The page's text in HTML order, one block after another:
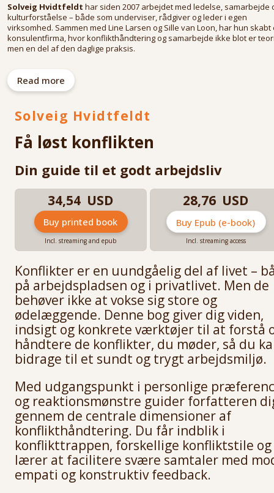
Solveig Hvidtfeldt har siden 2007 arbejdet med ledelse, samarbejde
kulturforståelse – både som underviser, rådgiver og leder i egen
virksomhed. Sammen med Line Larsen og Sille van Loon, har hun skabt
konsulentfirma, hvor konflikthåndtering og samarbejde ikke blot er
men en del af den daglige praksis.
erhvervslivet, været sparringspartner i opbygningen af organisationer,
fungeret som tillidsrepræsentant og haft ansvaret for ansættelser,
Solveig er uddannet sygeplejerske, har en master i Gender & Cultural
Studies fra SDU og en cand.comm. fra RUC.
Read more
Solveig Hvidtfeldt
Få løst konflikten
Din guide til et godt arbejdsliv
34,54 USD
Buy printed book
Incl. streaming and epub
28,76 USD
Buy Epub (e-book)
Incl. streaming access
Konflikter er en uundgåelig del af livet –
på arbejdspladsen og i privatlivet. Men de
behøver ikke at vokse sig store og
ødelæggende. Denne bog giver dig viden,
indsigt og konkrete værktøjer til at forstå
håndtere de konflikter, du møder, så du
bidrage til et sundt og trygt arbejdsmiljø.
Med udgangspunkt i personlige
og reaktionsmønstre guider forfatteren
gennem de centrale dimensioner af
konflikthåndtering. Du får indblik i
konflikttrappen, forskellige konfliktstile og
lærer at facilitere svære samtaler med
empati og konstruktiv feedback.